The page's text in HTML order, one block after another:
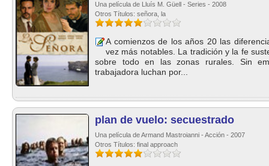
Una película de Lluís M. Güell - Series - 2008
Otros Títulos: señora, la
A comienzos de los años 20 las
vez más notables. La tradición y la fe
sobre todo en las zonas rurales. Sin
trabajadora luchan por...
plan de vuelo: secuestrado
Una película de Armand Mastroianni - Acción - 2007
Otros Títulos: final approach